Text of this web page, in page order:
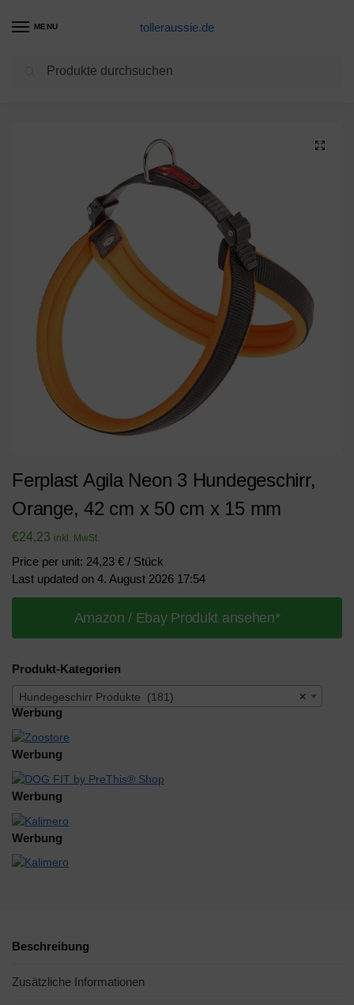
MENU tolleraussie.de
Hundegeschirr Produkte / Ferplast Agila Neon 3 Hundegeschirr, Orange, 42 cm x 50 cm x 15 mm
Ferplast Agila Neon 3 Hundegeschirr,
Orange, 42 cm x 50 cm x 15 mm
€24,23 inkl. MwSt.
Price per unit: 24,23 € / Stück
Last updated on 4. August 2026 17:54
Amazon / Ebay Produkt ansehen*
Produkt-Kategorien
×
Hundegeschirr Produkte (181)
Werbung
Werbung
Werbung
Werbung
Beschreibung
Zusätzliche Informationen